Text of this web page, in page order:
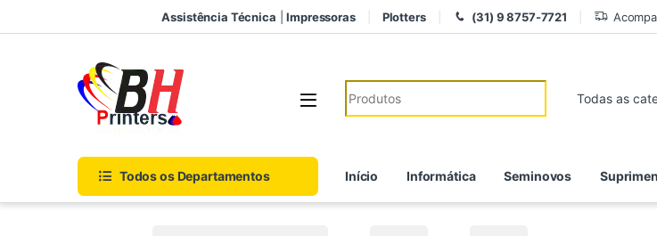
Assistência Técnica |Impressoras Plotters (31) 9 8757-7721
Search for:
Todos os Departamentos Início Informática Seminovos